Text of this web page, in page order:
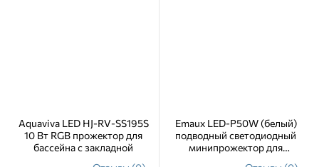
Aquaviva LED HJ-RV-SS195S
10 Вт RGB прожектор для
бассейна с закладной
Emaux LED-P50W (белый)
подводный светодиодный
минипрожектор для